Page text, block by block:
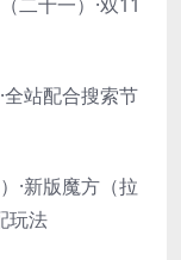
全站配合搜索节
·新版魔方（拉
玩法